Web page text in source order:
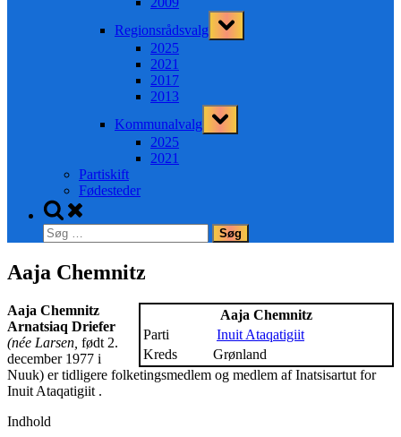
Regionsrådsvalg
Toggle
sub-
2025
2021
2017
2013
Kommunalvalg
Toggle
sub-
2025
2021
Partiskift
Fødesteder
Toggle
search
form
Søg
efter:
Aaja Chemnitz
Aaja Chemnitz
Parti
Inuit Ataqatigiit
Kreds
Grønland
Aaja Chemnitz
Arnatsiaq Driefer
(née Larsen, født 2.
december 1977 i
Nuuk) er tidligere folketingsmedlem og medlem af Inatsisartut for
Inuit Ataqatigiit .
Indhold